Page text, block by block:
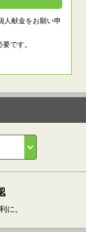
人献金をお願い申
です。
に。